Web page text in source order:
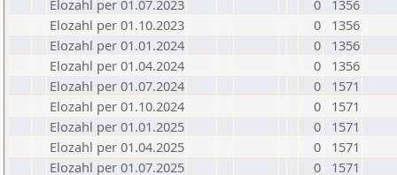
Elozahl per 01.07.2023
0
1356
Elozahl per 01.10.2023
0
1356
Elozahl per 01.01.2024
0
1356
Elozahl per 01.04.2024
0
1356
Elozahl per 01.07.2024
0
1571
Elozahl per 01.10.2024
0
1571
Elozahl per 01.01.2025
0
1571
Elozahl per 01.04.2025
0
1571
Elozahl per 01.07.2025
0
1571